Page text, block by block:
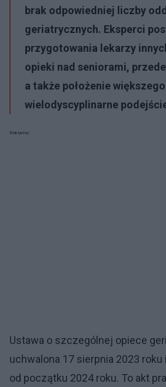
brak odpowiedniej liczby
geriatrycznych. Eksperci
przygotowania lekarzy
opieki nad seniorami,
a także położenie
wielodyscyplinarne
Reklama:
Ustawa o szczególnej opiece
uchwalona 17 sierpnia 2023 roku
od początku 2024 roku. To akt